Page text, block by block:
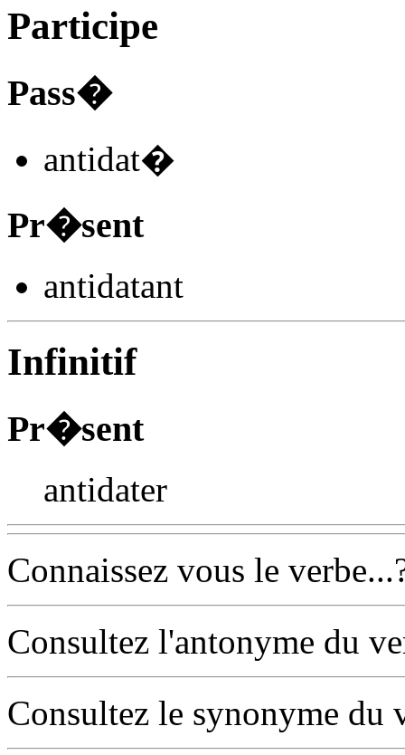
Participe
Pass�
antidat�
Pr�sent
antidatant
Infinitif
Pr�sent
antidater
Connaissez vous le
Consultez l'antonyme du
Consultez le synonyme du